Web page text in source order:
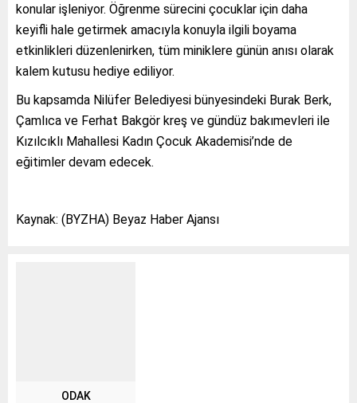
konular işleniyor. Öğrenme sürecini çocuklar için daha
keyifli hale getirmek amacıyla konuyla ilgili boyama
etkinlikleri düzenlenirken, tüm miniklere günün anısı olarak
kalem kutusu hediye ediliyor.
Bu kapsamda Nilüfer Belediyesi bünyesindeki Burak Berk,
Çamlıca ve Ferhat Bakgör kreş ve gündüz bakımevleri ile
Kızılcıklı Mahallesi Kadın Çocuk Akademisi’nde de
eğitimler devam edecek.
Kaynak: (BYZHA) Beyaz Haber Ajansı
ODAK